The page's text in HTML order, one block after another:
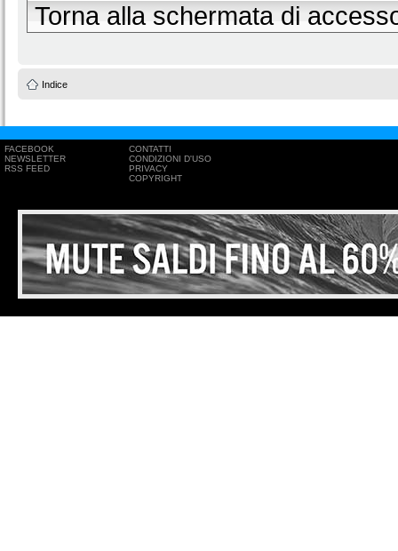
Torna alla schermata di
Indice
FACEBOOK
NEWSLETTER
RSS FEED
CONTATTI
CONDIZIONI D'USO
PRIVACY
COPYRIGHT